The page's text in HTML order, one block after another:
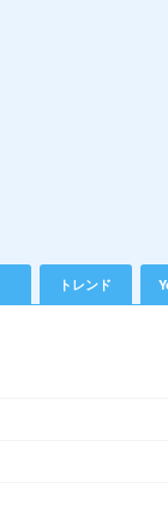
トレンド